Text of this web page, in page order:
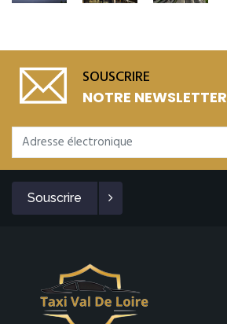
SOUSCRIRE
NOTRE NEWSLETTER
Souscrire